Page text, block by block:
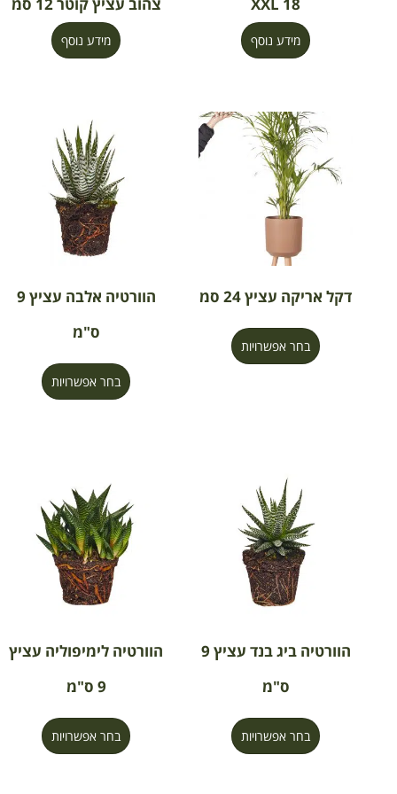
18 XXL
מידע נוסף
צהוב עציץ קוטר 12 סמ
מידע נוסף
דקל אריקה עציץ 24 סמ
בחר אפשרויות
הוורטיה אלבה עציץ 9
ס"מ
בחר אפשרויות
הוורטיה ביג בנד עציץ 9
ס"מ
בחר אפשרויות
הוורטיה לימיפוליה עציץ
9 ס"מ
בחר אפשרויות